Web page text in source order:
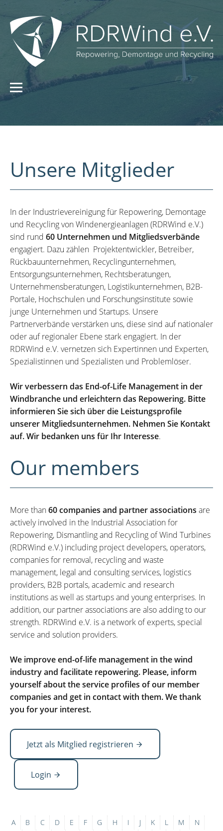
Unsere Mitglieder
In der Industrievereinigung für Repowering, Demontage
und Recycling von Windenergieanlagen (RDRWind e.V.)
sind rund 60 Unternehmen und Mitgliedsverbände
engagiert. Dazu zählen Projektentwickler, Betreiber,
Rückbauunternehmen, Recyclingunternehmen,
Entsorgungsunternehmen, Rechtsberatungen,
Unternehmensberatungen, Logistikunternehmen, B2B-
Portale, Hochschulen und Forschungsinstitute sowie
junge Unternehmen und Startups. Unsere
Partnerverbände verstärken uns, diese sind auf nationaler
oder auf regionaler Ebene stark engagiert. In der
RDRWind e.V. vernetzen sich Expertinnen und Experten,
Spezialistinnen und Spezialisten und Problemlöser.
Wir verbessern das End-of-Life Management in der
Windbranche und erleichtern das Repowering. Bitte
informieren Sie sich über die Leistungsprofile
unserer Mitgliedsunternehmen. Nehmen Sie Kontakt
auf. Wir bedanken uns für Ihr Interesse.
Our members
More than60 companies and partner associations are
actively involved in the Industrial Association for
Repowering, Dismantling and Recycling of Wind Turbines
(RDRWind e.V.) including project developers, operators,
companies for removal, recycling and waste
management, legal and consulting services, logistics
providers, B2B portals, academic and research
institutions as well as startups and young enterprises. In
addition, our partner associations are also adding to our
strength. RDRWind e.V. is a network of experts, special
service and solution providers.
We improve end-of-life management in the wind
industry and facilitate repowering. Please, inform
yourself about the service profiles of our member
companies and get in contact with them. We thank
you for your interest.
Jetzt als Mitglied registrieren
Login
A B C D E F G H I J K L M
N